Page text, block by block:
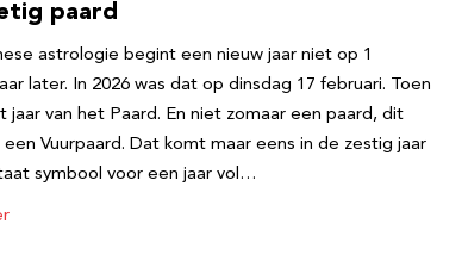
paard
astrologie begint een nieuw jaar niet op 1
later. In 2026 was dat op dinsdag 17 februari. Toen
jaar van het Paard. En niet zomaar een paard, dit
een Vuurpaard. Dat komt maar eens in de zestig jaar
symbool voor een jaar vol…